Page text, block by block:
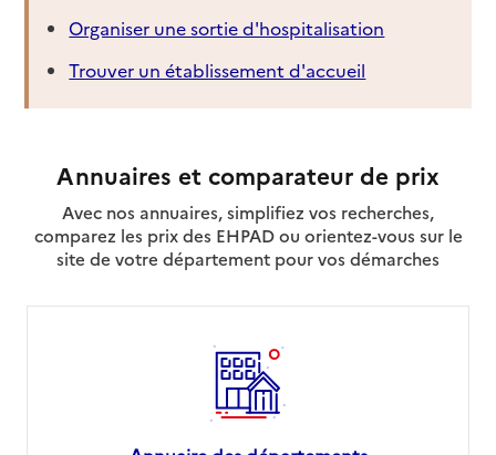
Organiser une sortie d'hospitalisation
Trouver un établissement d'accueil
Annuaires et comparateur de prix
Avec nos annuaires, simplifiez vos recherches,
comparez les prix des EHPAD ou orientez-vous sur le
site de votre département pour vos démarches